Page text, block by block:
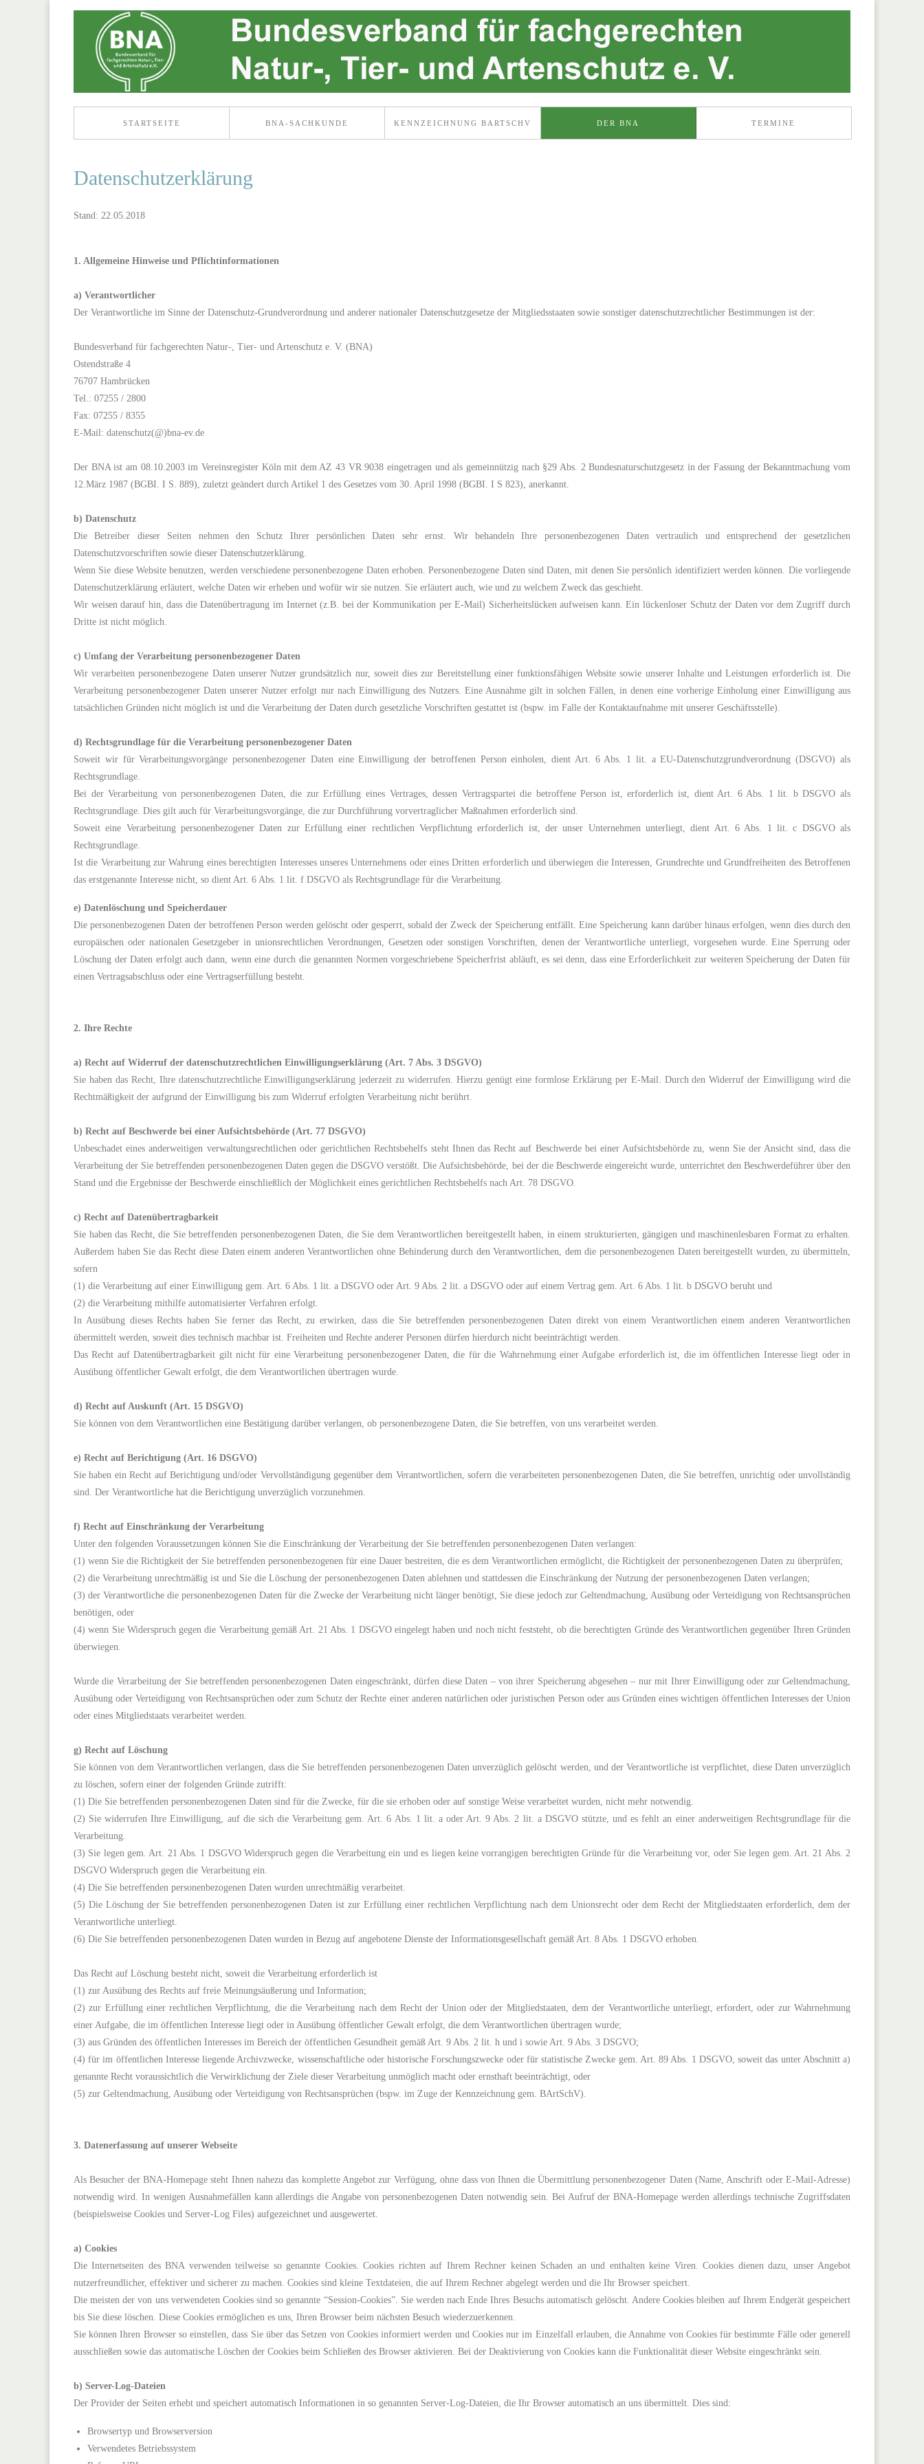
STARTSEITE BNA-SACHKUNDE KENNZEICHNUNG BARTSCHV DER BNA TERMINE
Datenschutzerklärung
Stand: 22.05.2018
1. Allgemeine Hinweise und Pflichtinformationen
a) Verantwortlicher
Der Verantwortliche im Sinne der Datenschutz-Grundverordnung und anderer nationaler Datenschutzgesetze der Mitgliedsstaaten sowie sonstiger datenschutzrechtlicher Bestimmungen ist der:
Bundesverband für fachgerechten Natur-, Tier- und Artenschutz e. V. (BNA)
Ostendstraße 4
76707 Hambrücken
Tel.: 07255 / 2800
Fax: 07255 / 8355
E-Mail: datenschutz(@)bna-ev.de
Der BNA ist am 08.10.2003 im Vereinsregister Köln mit dem AZ 43 VR 9038 eingetragen und als gemeinnützig nach §29 Abs. 2 Bundesnaturschutzgesetz in der Fassung der Bekanntmachung vom
12.März 1987 (BGBI. I S. 889), zuletzt geändert durch Artikel 1 des Gesetzes vom 30. April 1998 (BGBI. I S 823), anerkannt.
b) Datenschutz
Die Betreiber dieser Seiten nehmen den Schutz Ihrer persönlichen Daten sehr ernst. Wir behandeln Ihre personenbezogenen Daten vertraulich und entsprechend der gesetzlichen
Datenschutzvorschriften sowie dieser Datenschutzerklärung.
Wenn Sie diese Website benutzen, werden verschiedene personenbezogene Daten erhoben. Personenbezogene Daten sind Daten, mit denen Sie persönlich identifiziert werden können. Die vorliegende
Datenschutzerklärung erläutert, welche Daten wir erheben und wofür wir sie nutzen. Sie erläutert auch, wie und zu welchem Zweck das geschieht.
Wir weisen darauf hin, dass die Datenübertragung im Internet (z.B. bei der Kommunikation per E-Mail) Sicherheitslücken aufweisen kann. Ein lückenloser Schutz der Daten vor dem Zugriff durch
Dritte ist nicht möglich.
c) Umfang der Verarbeitung personenbezogener Daten
Wir verarbeiten personenbezogene Daten unserer Nutzer grundsätzlich nur, soweit dies zur Bereitstellung einer funktionsfähigen Website sowie unserer Inhalte und Leistungen erforderlich ist. Die
Verarbeitung personenbezogener Daten unserer Nutzer erfolgt nur nach Einwilligung des Nutzers. Eine Ausnahme gilt in solchen Fällen, in denen eine vorherige Einholung einer Einwilligung aus
tatsächlichen Gründen nicht möglich ist und die Verarbeitung der Daten durch gesetzliche Vorschriften gestattet ist (bspw. im Falle der Kontaktaufnahme mit unserer Geschäftsstelle).
d) Rechtsgrundlage für die Verarbeitung personenbezogener Daten
Soweit wir für Verarbeitungsvorgänge personenbezogener Daten eine Einwilligung der betroffenen Person einholen, dient Art. 6 Abs. 1 lit. a EU-Datenschutzgrundverordnung (DSGVO) als
Rechtsgrundlage.
Bei der Verarbeitung von personenbezogenen Daten, die zur Erfüllung eines Vertrages, dessen Vertragspartei die betroffene Person ist, erforderlich ist, dient Art. 6 Abs. 1 lit. b DSGVO als
Rechtsgrundlage. Dies gilt auch für Verarbeitungsvorgänge, die zur Durchführung vorvertraglicher Maßnahmen erforderlich sind.
Soweit eine Verarbeitung personenbezogener Daten zur Erfüllung einer rechtlichen Verpflichtung erforderlich ist, der unser Unternehmen unterliegt, dient Art. 6 Abs. 1 lit. c DSGVO als
Rechtsgrundlage.
Ist die Verarbeitung zur Wahrung eines berechtigten Interesses unseres Unternehmens oder eines Dritten erforderlich und überwiegen die Interessen, Grundrechte und Grundfreiheiten des Betroffenen
das erstgenannte Interesse nicht, so dient Art. 6 Abs. 1 lit. f DSGVO als Rechtsgrundlage für die Verarbeitung.
e) Datenlöschung und Speicherdauer
Die personenbezogenen Daten der betroffenen Person werden gelöscht oder gesperrt, sobald der Zweck der Speicherung entfällt. Eine Speicherung kann darüber hinaus erfolgen, wenn dies durch den
europäischen oder nationalen Gesetzgeber in unionsrechtlichen Verordnungen, Gesetzen oder sonstigen Vorschriften, denen der Verantwortliche unterliegt, vorgesehen wurde. Eine Sperrung oder
Löschung der Daten erfolgt auch dann, wenn eine durch die genannten Normen vorgeschriebene Speicherfrist abläuft, es sei denn, dass eine Erforderlichkeit zur weiteren Speicherung der Daten für
einen Vertragsabschluss oder eine Vertragserfüllung besteht.
2. Ihre Rechte
a) Recht auf Widerruf der datenschutzrechtlichen Einwilligungserklärung (Art. 7 Abs. 3 DSGVO)
Sie haben das Recht, Ihre datenschutzrechtliche Einwilligungserklärung jederzeit zu widerrufen. Hierzu genügt eine formlose Erklärung per E-Mail. Durch den Widerruf der Einwilligung wird die
Rechtmäßigkeit der aufgrund der Einwilligung bis zum Widerruf erfolgten Verarbeitung nicht berührt.
b) Recht auf Beschwerde bei einer Aufsichtsbehörde (Art. 77 DSGVO)
Unbeschadet eines anderweitigen verwaltungsrechtlichen oder gerichtlichen Rechtsbehelfs steht Ihnen das Recht auf Beschwerde bei einer Aufsichtsbehörde zu, wenn Sie der Ansicht sind, dass die
Verarbeitung der Sie betreffenden personenbezogenen Daten gegen die DSGVO verstößt. Die Aufsichtsbehörde, bei der die Beschwerde eingereicht wurde, unterrichtet den Beschwerdeführer über den
Stand und die Ergebnisse der Beschwerde einschließlich der Möglichkeit eines gerichtlichen Rechtsbehelfs nach Art. 78 DSGVO.
c) Recht auf Datenübertragbarkeit
Sie haben das Recht, die Sie betreffenden personenbezogenen Daten, die Sie dem Verantwortlichen bereitgestellt haben, in einem strukturierten, gängigen und maschinenlesbaren Format zu erhalten.
Außerdem haben Sie das Recht diese Daten einem anderen Verantwortlichen ohne Behinderung durch den Verantwortlichen, dem die personenbezogenen Daten bereitgestellt wurden, zu übermitteln,
sofern
(1) die Verarbeitung auf einer Einwilligung gem. Art. 6 Abs. 1 lit. a DSGVO oder Art. 9 Abs. 2 lit. a DSGVO oder auf einem Vertrag gem. Art. 6 Abs. 1 lit. b DSGVO beruht und
(2) die Verarbeitung mithilfe automatisierter Verfahren erfolgt.
In Ausübung dieses Rechts haben Sie ferner das Recht, zu erwirken, dass die Sie betreffenden personenbezogenen Daten direkt von einem Verantwortlichen einem anderen Verantwortlichen
übermittelt werden, soweit dies technisch machbar ist. Freiheiten und Rechte anderer Personen dürfen hierdurch nicht beeinträchtigt werden.
Das Recht auf Datenübertragbarkeit gilt nicht für eine Verarbeitung personenbezogener Daten, die für die Wahrnehmung einer Aufgabe erforderlich ist, die im öffentlichen Interesse liegt oder in
Ausübung öffentlicher Gewalt erfolgt, die dem Verantwortlichen übertragen wurde.
d) Recht auf Auskunft (Art. 15 DSGVO)
Sie können von dem Verantwortlichen eine Bestätigung darüber verlangen, ob personenbezogene Daten, die Sie betreffen, von uns verarbeitet werden.
e) Recht auf Berichtigung (Art. 16 DSGVO)
Sie haben ein Recht auf Berichtigung und/oder Vervollständigung gegenüber dem Verantwortlichen, sofern die verarbeiteten personenbezogenen Daten, die Sie betreffen, unrichtig oder unvollständig
sind. Der Verantwortliche hat die Berichtigung unverzüglich vorzunehmen.
f) Recht auf Einschränkung der Verarbeitung
Unter den folgenden Voraussetzungen können Sie die Einschränkung der Verarbeitung der Sie betreffenden personenbezogenen Daten verlangen:
(1) wenn Sie die Richtigkeit der Sie betreffenden personenbezogenen für eine Dauer bestreiten, die es dem Verantwortlichen ermöglicht, die Richtigkeit der personenbezogenen Daten zu überprüfen;
(2) die Verarbeitung unrechtmäßig ist und Sie die Löschung der personenbezogenen Daten ablehnen und stattdessen die Einschränkung der Nutzung der personenbezogenen Daten verlangen;
(3) der Verantwortliche die personenbezogenen Daten für die Zwecke der Verarbeitung nicht länger benötigt, Sie diese jedoch zur Geltendmachung, Ausübung oder Verteidigung von Rechtsansprüchen
benötigen, oder
(4) wenn Sie Widerspruch gegen die Verarbeitung gemäß Art. 21 Abs. 1 DSGVO eingelegt haben und noch nicht feststeht, ob die berechtigten Gründe des Verantwortlichen gegenüber Ihren Gründen
überwiegen.
Wurde die Verarbeitung der Sie betreffenden personenbezogenen Daten eingeschränkt, dürfen diese Daten – von ihrer Speicherung abgesehen – nur mit Ihrer Einwilligung oder zur Geltendmachung,
Ausübung oder Verteidigung von Rechtsansprüchen oder zum Schutz der Rechte einer anderen natürlichen oder juristischen Person oder aus Gründen eines wichtigen öffentlichen Interesses der Union
oder eines Mitgliedstaats verarbeitet werden.
g) Recht auf Löschung
Sie können von dem Verantwortlichen verlangen, dass die Sie betreffenden personenbezogenen Daten unverzüglich gelöscht werden, und der Verantwortliche ist verpflichtet, diese Daten unverzüglich
zu löschen, sofern einer der folgenden Gründe zutrifft:
(1) Die Sie betreffenden personenbezogenen Daten sind für die Zwecke, für die sie erhoben oder auf sonstige Weise verarbeitet wurden, nicht mehr notwendig.
(2) Sie widerrufen Ihre Einwilligung, auf die sich die Verarbeitung gem. Art. 6 Abs. 1 lit. a oder Art. 9 Abs. 2 lit. a DSGVO stützte, und es fehlt an einer anderweitigen Rechtsgrundlage für die
Verarbeitung.
(3) Sie legen gem. Art. 21 Abs. 1 DSGVO Widerspruch gegen die Verarbeitung ein und es liegen keine vorrangigen berechtigten Gründe für die Verarbeitung vor, oder Sie legen gem. Art. 21 Abs. 2
DSGVO Widerspruch gegen die Verarbeitung ein.
(4) Die Sie betreffenden personenbezogenen Daten wurden unrechtmäßig verarbeitet.
(5) Die Löschung der Sie betreffenden personenbezogenen Daten ist zur Erfüllung einer rechtlichen Verpflichtung nach dem Unionsrecht oder dem Recht der Mitgliedstaaten erforderlich, dem der
Verantwortliche unterliegt.
(6) Die Sie betreffenden personenbezogenen Daten wurden in Bezug auf angebotene Dienste der Informationsgesellschaft gemäß Art. 8 Abs. 1 DSGVO erhoben.
Das Recht auf Löschung besteht nicht, soweit die Verarbeitung erforderlich ist
(1) zur Ausübung des Rechts auf freie Meinungsäußerung und Information;
(2) zur Erfüllung einer rechtlichen Verpflichtung, die die Verarbeitung nach dem Recht der Union oder der Mitgliedstaaten, dem der Verantwortliche unterliegt, erfordert, oder zur Wahrnehmung
einer Aufgabe, die im öffentlichen Interesse liegt oder in Ausübung öffentlicher Gewalt erfolgt, die dem Verantwortlichen übertragen wurde;
(3) aus Gründen des öffentlichen Interesses im Bereich der öffentlichen Gesundheit gemäß Art. 9 Abs. 2 lit. h und i sowie Art. 9 Abs. 3 DSGVO;
(4) für im öffentlichen Interesse liegende Archivzwecke, wissenschaftliche oder historische Forschungszwecke oder für statistische Zwecke gem. Art. 89 Abs. 1 DSGVO, soweit das unter Abschnitt a)
genannte Recht voraussichtlich die Verwirklichung der Ziele dieser Verarbeitung unmöglich macht oder ernsthaft beeinträchtigt, oder
(5) zur Geltendmachung, Ausübung oder Verteidigung von Rechtsansprüchen (bspw. im Zuge der Kennzeichnung gem. BArtSchV).
3. Datenerfassung auf unserer Webseite
Als Besucher der BNA-Homepage steht Ihnen nahezu das komplette Angebot zur Verfügung, ohne dass von Ihnen die Übermittlung personenbezogener Daten (Name, Anschrift oder E-Mail-Adresse)
notwendig wird. In wenigen Ausnahmefällen kann allerdings die Angabe von personenbezogenen Daten notwendig sein. Bei Aufruf der BNA-Homepage werden allerdings technische Zugriffsdaten
(beispielsweise Cookies und Server-Log Files) aufgezeichnet und ausgewertet.
a) Cookies
Die Internetseiten des BNA verwenden teilweise so genannte Cookies. Cookies richten auf Ihrem Rechner keinen Schaden an und enthalten keine Viren. Cookies dienen dazu, unser Angebot
nutzerfreundlicher, effektiver und sicherer zu machen. Cookies sind kleine Textdateien, die auf Ihrem Rechner abgelegt werden und die Ihr Browser speichert.
Die meisten der von uns verwendeten Cookies sind so genannte “Session-Cookies”. Sie werden nach Ende Ihres Besuchs automatisch gelöscht. Andere Cookies bleiben auf Ihrem Endgerät gespeichert
bis Sie diese löschen. Diese Cookies ermöglichen es uns, Ihren Browser beim nächsten Besuch wiederzuerkennen.
Sie können Ihren Browser so einstellen, dass Sie über das Setzen von Cookies informiert werden und Cookies nur im Einzelfall erlauben, die Annahme von Cookies für bestimmte Fälle oder generell
ausschließen sowie das automatische Löschen der Cookies beim Schließen des Browser aktivieren. Bei der Deaktivierung von Cookies kann die Funktionalität dieser Website eingeschränkt sein.
b) Server-Log-Dateien
Der Provider der Seiten erhebt und speichert automatisch Informationen in so genannten Server-Log-Dateien, die Ihr Browser automatisch an uns übermittelt. Dies sind:
Browsertyp und Browserversion
Verwendetes Betriebssystem